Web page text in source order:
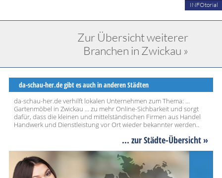
INFOtorial
Zur Übersicht weiterer
Branchen in Zwickau »
da-schau-her.de gibt es auch in anderen Städten
da-schau-her.de verhilft lokalen Unternehmen zum Thema: ...
Gartenmöbel in Zwickau ... zu mehr Online-Sichbarkeit und sorgt
dafür, dass die kleinen und mittelständischen Firmen aus Handel
Handwerk und Dienstleistung vor Ort wieder bekannter werden..
... zur Städte-Übersicht »